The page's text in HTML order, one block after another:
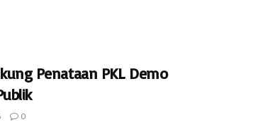
Penataan PKL Demo
0